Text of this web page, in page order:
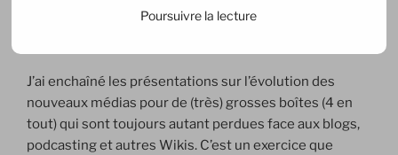
J’ai enchaîné les présentations sur l’évolution des
nouveaux médias pour de (très) grosses boîtes (4 en
tout) qui sont toujours autant perdues face aux blogs,
podcasting et autres Wikis. C’est un exercice que
Poursuivre la lecture